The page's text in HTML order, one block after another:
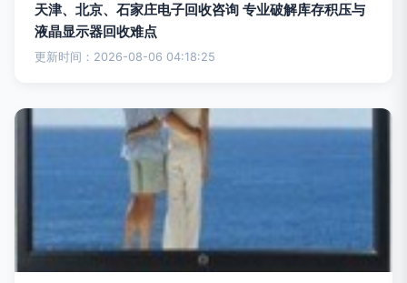
天津、北京、石家庄电子回收咨询 专业破解库存积压与
液晶显示器回收难点
更新时间：2026-08-06 04:18:25